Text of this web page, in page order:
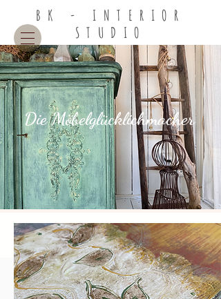
BK - INTERIOR
STUDIO
Die Möbelglücklichmacher